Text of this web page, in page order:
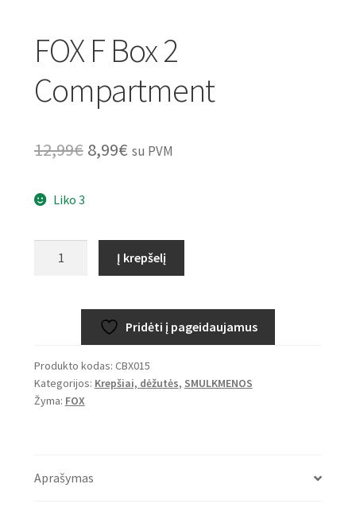
FOX F Box 2
Compartment
12,99€ Original
12,99€.
8,99€Current
8,99€.
su PVM
Liko 3
Compartment
Į krepšelį
Pridėti į pageidaujamus
Produkto kodas: CBX015
Kategorijos: Krepšiai, dėžutės, SMULKMENOS
Žyma: FOX
Aprašymas